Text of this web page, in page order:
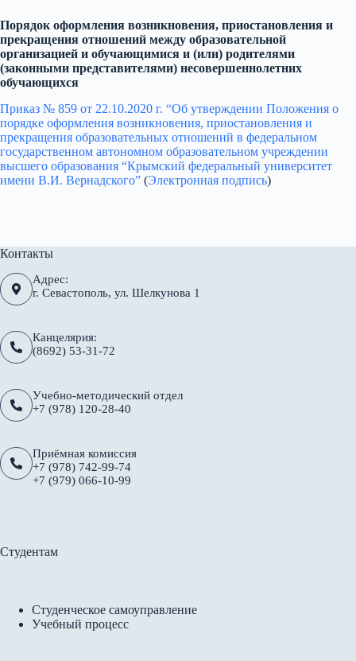
Порядок оформления возникновения, приостановления и
прекращения отношений между образовательной
организацией и обучающимися и (или) родителями
(законными представителями) несовершеннолетних
обучающихся
Приказ № 859 от 22.10.2020 г. “Об утверждении Положения о
порядке оформления возникновения, приостановления и
прекращения образовательных отношений в федеральном
государственном автономном образовательном учреждении
высшего образования “Крымский федеральный университет
имени В.И. Вернадского” (Электронная подпись)
Контакты
Адрес:
г. Севастополь, ул. Шелкунова 1
Канцелярия:
(8692) 53-31-72
Учебно-методический отдел
+7 (978) 120-28-40
Приёмная комиссия
+7 (978) 742-99-74
+7 (979) 066-10-99
Студентам
Студенческое самоуправление
Учебный процесс